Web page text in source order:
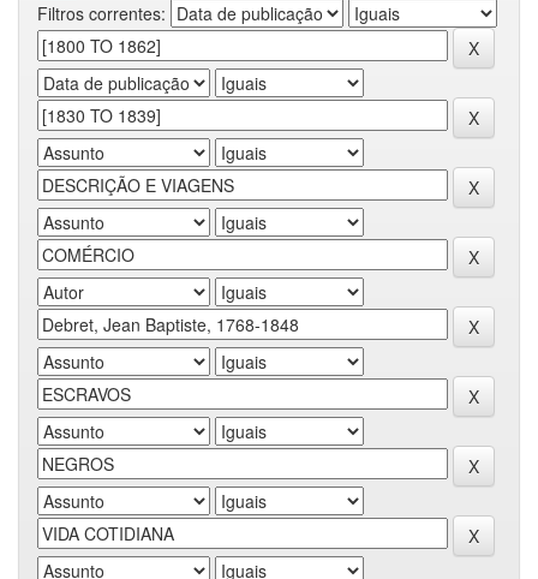
Filtros correntes: